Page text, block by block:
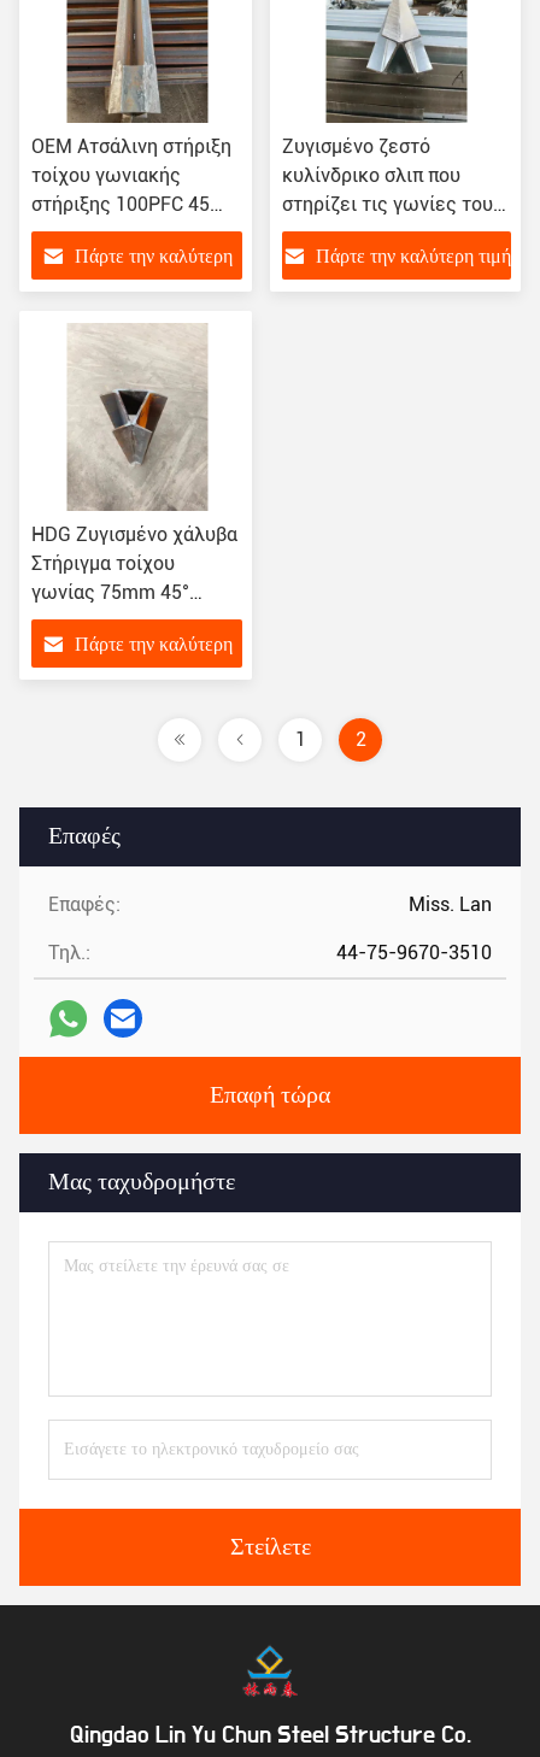
Επαφές
Επαφές: Miss. Lan
Τηλ.: 44-75-9670-3510
Επαφή τώρα
Μας ταχυδρομήστε
Στείλετε
OEM Ατσάλινη στήριξη
τοίχου γωνιακής
στήριξης 100PFC 45
βαθμούς
Πάρτε την καλύτερη
Ζυγισμένο ζεστό
κυλίνδρικο σλιπ που
στηρίζει τις γωνίες του
τοίχου 45°
Πάρτε την καλύτερη τιμή
HDG Ζυγισμένο χάλυβα
Στήριγμα τοίχου
γωνίας 75mm 45°
100PFC
Πάρτε την καλύτερη
1 2
Qingdao Lin Yu Chun Steel Structure Co.